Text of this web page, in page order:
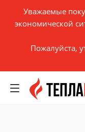
Уважаемые
экономической
Пожалуйста,